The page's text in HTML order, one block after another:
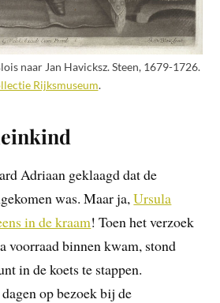
naar Jan Havicksz. Steen, 1679-1726.
Rijksmuseum.
Adriaan geklaagd dat de
was. Maar ja,Ursula
in de kraam! Toen het verzoek
voorraad binnen kwam, stond
in de koets te stappen.
op bezoek bij de